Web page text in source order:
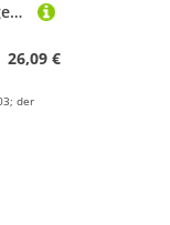
APLVFFZH Tennistasche Tragetasche Sporttasche Schlägertasche Leicht Und Aus Wasserfestem Nylon für Langlebigen Gebrauch für Sportarten, Lila
26,09 €
der